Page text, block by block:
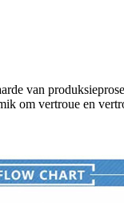
van
om vertroue en